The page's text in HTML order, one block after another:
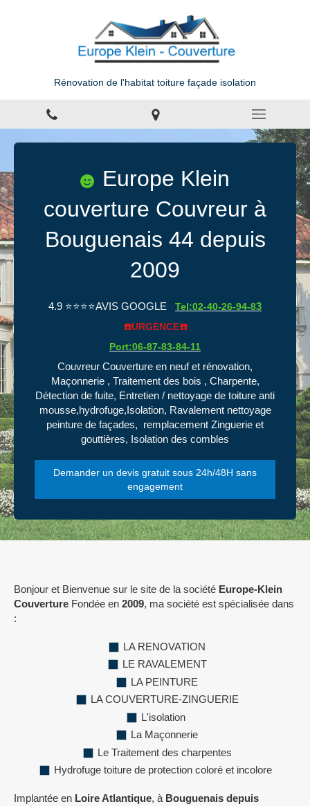
Rénovation de l'habitat toiture façade isolation
Europe Klein
couverture Couvreur à
Bouguenais 44 depuis
2009
4.9 ⭐️⭐️⭐️⭐️AVIS GOOGLE Tel:02-40-26-94-83
☎️URGENCE☎️
Port:06-87-83-84-11
Couvreur Couverture en neuf et rénovation,
Maçonnerie , Traitement des bois , Charpente,
Détection de fuite, Entretien / nettoyage de toiture anti
mousse,hydrofuge,Isolation, Ravalement nettoyage
peinture de façades, remplacement Zinguerie et
gouttières, Isolation des combles
Demander un devis gratuit sous 24h/48H sans
engagement
Bonjour et Bienvenue sur le site de la société Europe-Klein
Couverture Fondée en 2009, ma société est spécialisée dans
:
LA RENOVATION
LE RAVALEMENT
LA PEINTURE
LA COUVERTURE-ZINGUERIE
L'isolation
La Maçonnerie
Le Traitement des charpentes
Hydrofuge toiture de protection coloré et incolore
Implantée en Loire Atlantique, à Bouguenais depuis